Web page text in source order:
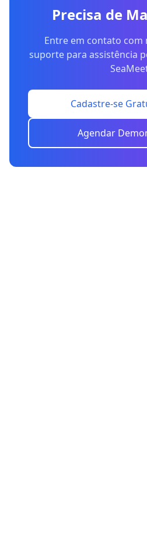
Precisa de
Entre em contato com
suporte para assistência
Cadastre-se
Agendar